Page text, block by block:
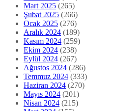
Mart 2025 (265)
Şubat 2025 (266)
Ocak 2025 (276)
Aralık 2024 (189)
Kasım 2024 (259)
Ekim 2024 (238)
Eylül 2024 (267)
Ağustos 2024 (286)
Temmuz 2024 (333)
Haziran 2024 (270)
Mayıs 2024 (201)
Nisan 2024 (215)